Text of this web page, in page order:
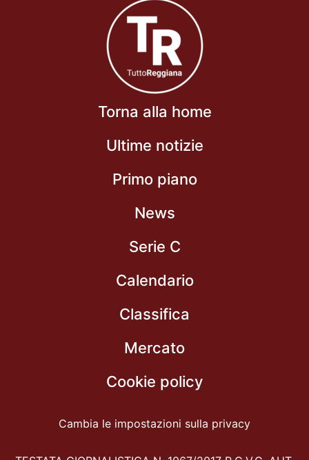
Torna alla home
Ultime notizie
Primo piano
News
Serie C
Calendario
Classifica
Mercato
Cookie policy
Cambia le impostazioni sulla privacy